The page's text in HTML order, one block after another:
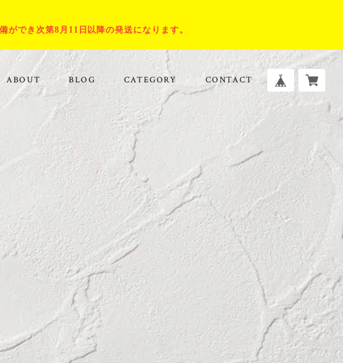
でき次第8月11日以降の発送になります。
ABOUT BLOG CATEGORY CONTACT